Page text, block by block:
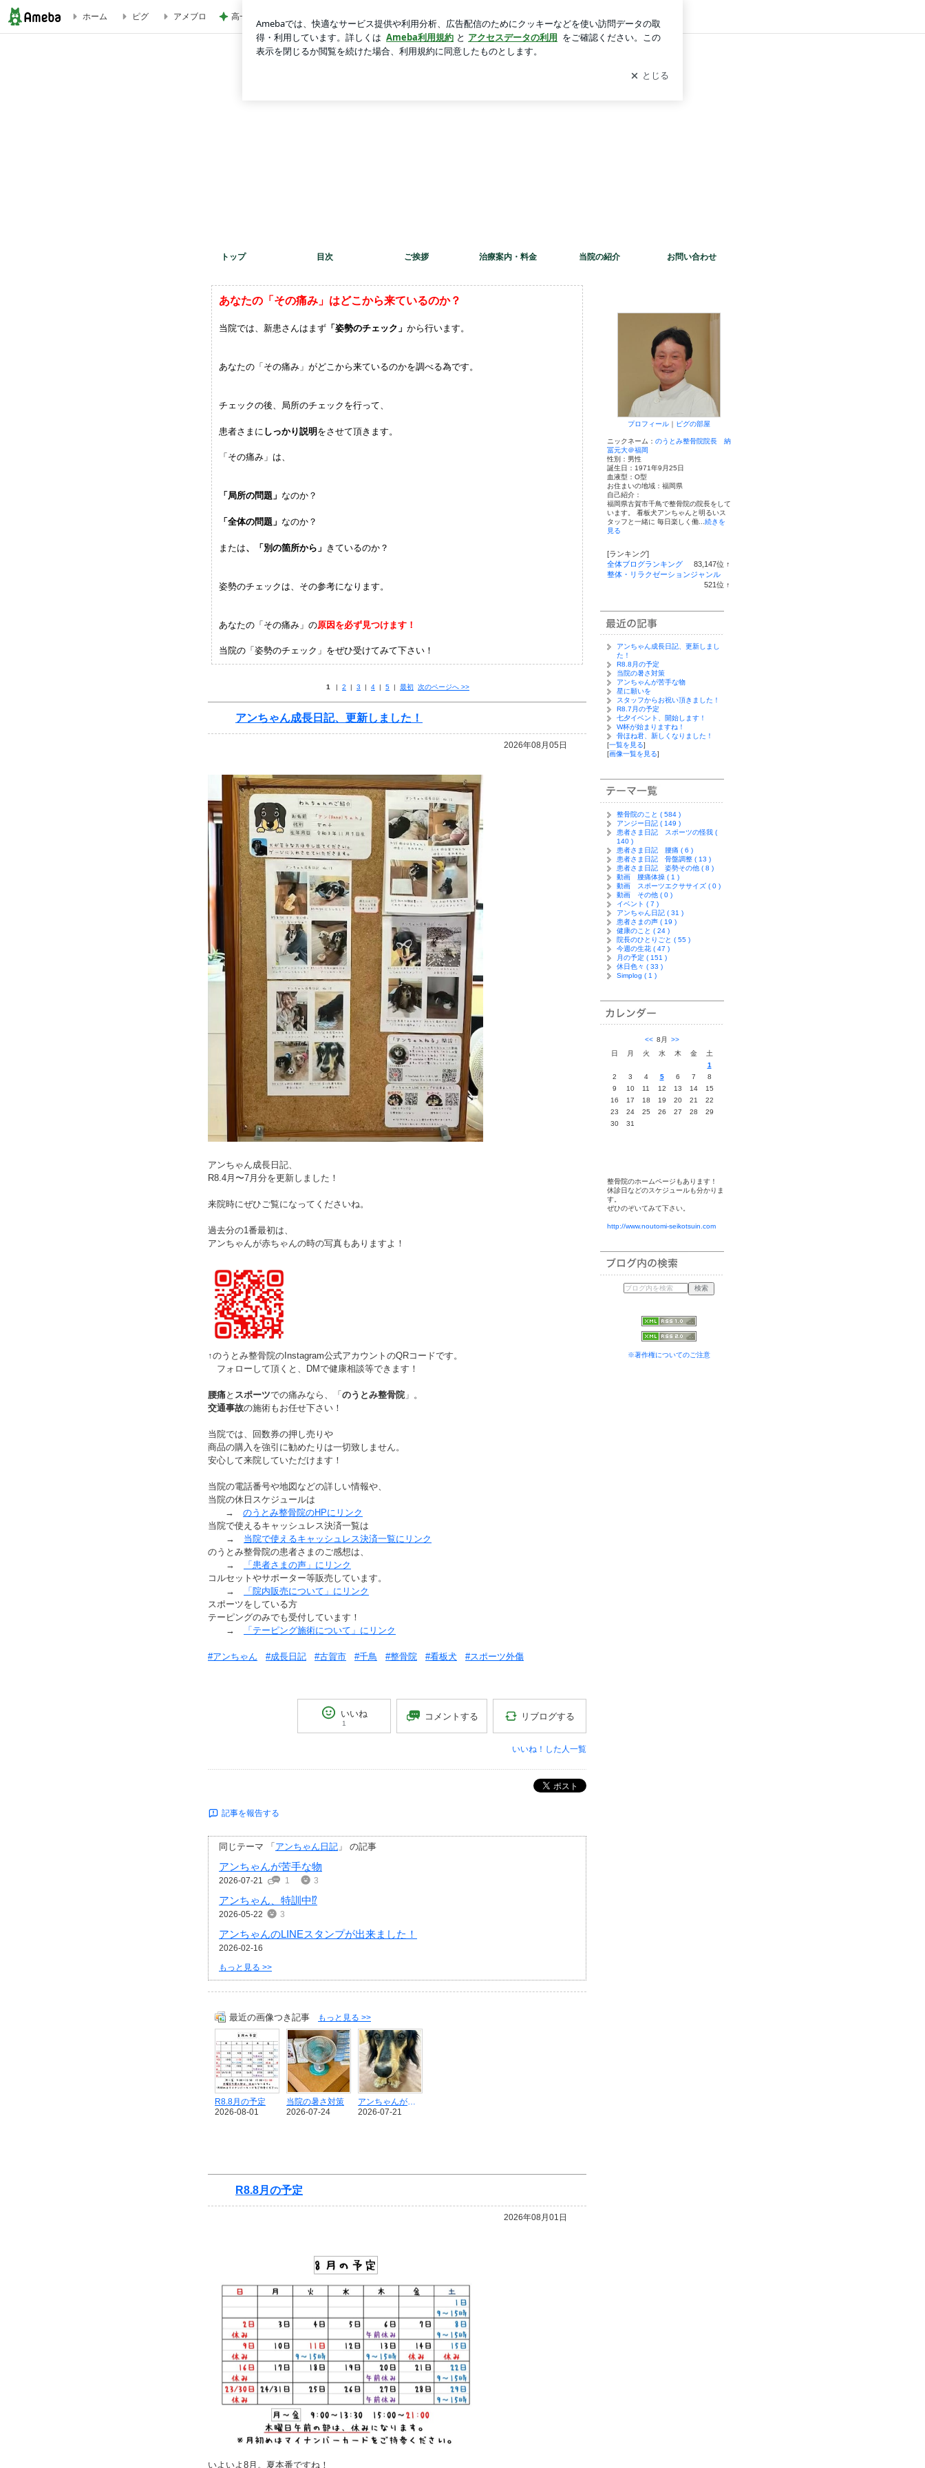
古賀市千鳥の整骨院 のうとみ整骨院 院長＆愛犬アンちゃんのブログ
ホーム ピグ アメブロ 高一長男の30秒だけの家庭学習
プロフィール ｜ ピグの部屋
ニックネーム： のうとみ整骨院院長 納
冨元大＠福岡
性別： 男性
誕生日： 1971年9月25日
血液型： O型
お住まいの地域： 福岡県
自己紹介：
福岡県古賀市千鳥で整骨院の院長をして
います。 看板犬アンちゃんと明るいス
タッフと一緒に 毎日楽しく働... 続きを
見る
[ランキング]
全体ブログランキング
83,147位 ↑
整体・リラクゼーションジャンル
521位 ↑
アンちゃん成長日記、更新しまし
た！
R8.8月の予定
当院の暑さ対策
アンちゃんが苦手な物
星に願いを
スタッフからお祝い頂きました！
R8.7月の予定
七夕イベント、開始します！
W杯が始まりますね！
骨ほね君、新しくなりました！
[一覧を見る]
[画像一覧を見る]
整骨院のこと ( 584 )
アンジー日記 ( 149 )
患者さま日記 スポーツの怪我 (
140 )
患者さま日記 腰痛 ( 6 )
患者さま日記 骨盤調整 ( 13 )
患者さま日記 姿勢その他 ( 8 )
動画 腰痛体操 ( 1 )
動画 スポーツエクササイズ ( 0 )
動画 その他 ( 0 )
イベント ( 7 )
アンちゃん日記 ( 31 )
患者さまの声 ( 19 )
健康のこと ( 24 )
院長のひとりごと ( 55 )
今週の生花 ( 47 )
月の予定 ( 151 )
休日色々 ( 33 )
Simplog ( 1 )
<< 8月
>>
日
月 火 水 木 金
土
1
2
3 4 5 6 7
8
9
10 11 12 13 14
15
16
17 18 19 20 21
22
23
24 25 26 27 28
29
30
31
トップ 目次 ご挨拶 治療案内・料金 当院の紹介 お問い合わせ
整骨院のホームページもあります！
休診日などのスケジュールも分かりま
す。
ぜひのぞいてみて下さい。
http://www.noutomi-seikotsuin.com
※著作権についてのご注意
あなたの「その痛み」はどこから来ているのか？
当院では、新患さんはまず 「姿勢のチェック」 から行います。
あなたの「その痛み」がどこから来ているのかを調べる為です。
チェックの後、局所のチェックを行って、
患者さまに しっかり説明 をさせて頂きます。
「その痛み」は、
「局所の問題」 なのか？
「全体の問題」 なのか？
または、「別の箇所から」 きているのか？
姿勢のチェックは、その参考になります。
あなたの「その痛み」の原因を必ず見つけます！
当院の「姿勢のチェック」をぜひ受けてみて下さい！
1 | 2 | 3 | 4 | 5 | 最初 次のページへ >>
2026年08月05日
アンちゃん成長日記、更新しました！
アンちゃん成長日記、
R8.4月〜7月分を更新しました！
来院時にぜひご覧になってくださいね。
過去分の1番最初は、
アンちゃんが赤ちゃんの時の写真もありますよ！
↑のうとみ整骨院のInstagram公式アカウントのQRコードです。
フォローして頂くと、DMで健康相談等できます！
腰痛と スポーツでの痛みなら、「 のうとみ整骨院 」。
交通事故の施術もお任せ下さい！
当院では、回数券の押し売りや
商品の購入を強引に勧めたりは一切致しません。
安心して来院していただけます！
当院の電話番号や地図などの詳しい情報や、
当院の休日スケジュールは
→ のうとみ整骨院のHPにリンク
当院で使えるキャッシュレス決済一覧は
→ 当院で使えるキャッシュレス決済一覧にリンク
のうとみ整骨院の患者さまのご感想は、
→
「患者さまの声」にリンク
コルセットやサポーター等販売しています。
→
「院内販売について」にリンク
スポーツをしている方
テーピングのみでも受付しています！
→
「テーピング施術について」にリンク
#アンちゃん #成長日記 #古賀市 #千鳥 #整骨院 #看板犬 #スポーツ外傷
いいね
1
コメントする リブログする
いいね！した人一覧
ポスト
記事を報告する
同じテーマ 「 アンちゃん日記 」 の記事
アンちゃんが苦手な物
2026-07-21 1 3
アンちゃん、特訓中⁉︎
2026-05-22 3
アンちゃんのLINEスタンプが出来ました！
2026-02-16
もっと見る >>
最近の画像つき記事 もっと見る >>
R8.8月の予定
2026-08-01
当院の暑さ対策
2026-07-24
アンちゃんが苦手な物
2026-07-21
2026年08月01日
R8.8月の予定
いよいよ8月。夏本番ですね！